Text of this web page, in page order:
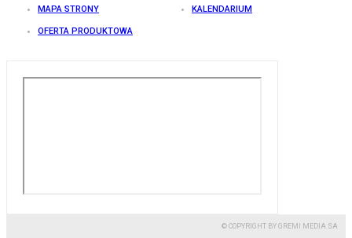
MAPA STRONY KALENDARIUM
OFERTA PRODUKTOWA
© COPYRIGHT BY GREMI MEDIA SA